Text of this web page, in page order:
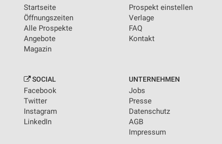
Startseite
Öffnungszeiten
Alle Prospekte
Angebote
Magazin
Prospekt einstellen
Verlage
FAQ
Kontakt
SOCIAL
Facebook
Twitter
Instagram
LinkedIn
UNTERNEHMEN
Jobs
Presse
Datenschutz
AGB
Impressum